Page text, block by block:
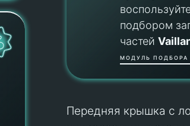
подбором
частей
МОДУЛЬ ПОДБОРА
Передняя крышка с